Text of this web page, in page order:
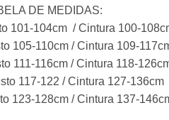
DE MEDIDAS:
101-104cm / Cintura 100-
105-110cm / Cintura 109-
111-116cm / Cintura 118-
117-122 / Cintura 127-136cm
123-128cm / Cintura 137-